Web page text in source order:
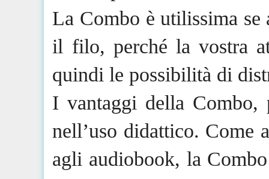
La Combo è utilissima se
il filo, perché la vostra
quindi le possibilità di
I vantaggi della Combo,
nell’uso didattico. Come
agli audiobook, la